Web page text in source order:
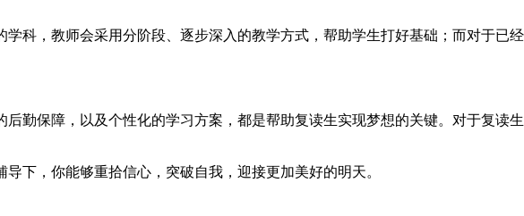
，教师会采用分阶段、逐步深入的教学方式，帮助学生打好基础；而对于已经
保障，以及个性化的学习方案，都是帮助复读生实现梦想的关键。对于复读生
，你能够重拾信心，突破自我，迎接更加美好的明天。